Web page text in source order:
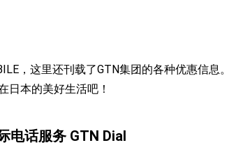
，这里还刊载了GTN集团的各种优惠信息。
日本的美好生活吧！
电话服务 GTN Dial